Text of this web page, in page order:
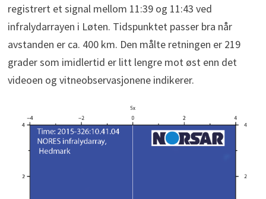
registrert et signal mellom 11:39 og 11:43 ved
infralydarrayen i Løten. Tidspunktet passer bra når
avstanden er ca. 400 km. Den målte retningen er 219
grader som imidlertid er litt lengre mot øst enn det
videoen og vitneobservasjonene indikerer.